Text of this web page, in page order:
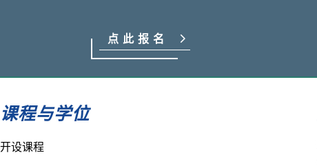
点此报名
课程与学位
开设课程